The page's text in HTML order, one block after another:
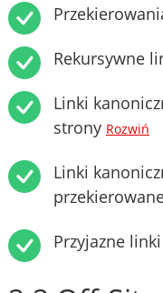
Rekursywne
Linki
strony Rozwiń
Linki
Przyjazne linki